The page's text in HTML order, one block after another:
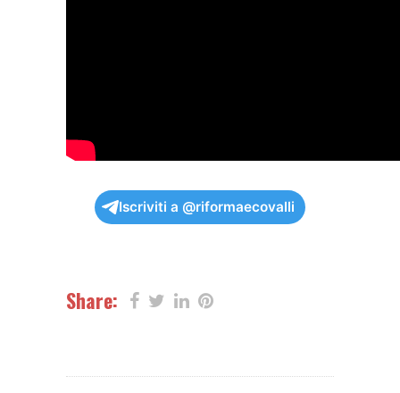
Iscriviti a @riformaecovalli
Share: